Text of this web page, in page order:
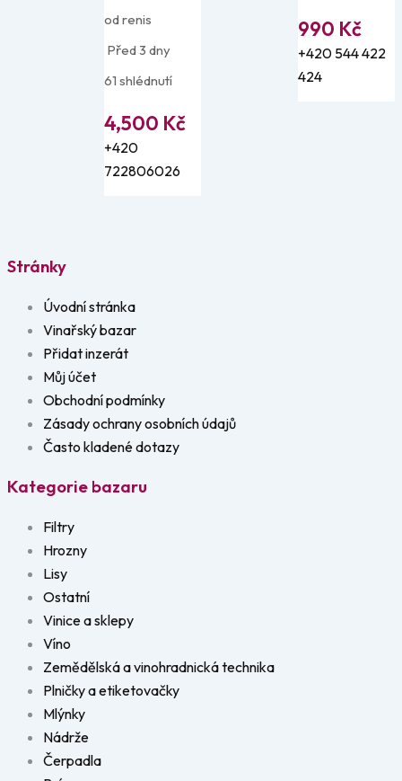
od renis
Před 3 dny
61 shlédnutí
4,500 Kč
+420
722806026
990 Kč
+420 544 422
424
Stránky
Úvodní stránka
Vinařský bazar
Přidat inzerát
Můj účet
Obchodní podmínky
Zásady ochrany osobních údajů
Často kladené dotazy
Kategorie bazaru
Filtry
Hrozny
Lisy
Ostatní
Vinice a sklepy
Víno
Zemědělská a vinohradnická technika
Plničky a etiketovačky
Mlýnky
Nádrže
Čerpadla